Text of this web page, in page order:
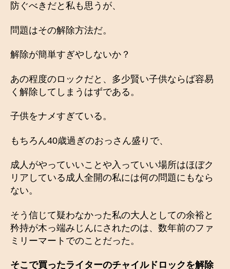
防ぐべきだと私も思うが、
問題はその解除方法だ。
解除が簡単すぎやしないか？
あの程度のロックだと、多少賢い子供ならば容易
く解除してしまうはずである。
子供をナメすぎている。
もちろん40歳過ぎのおっさん盛りで、
成人がやっていいことや入っていい場所はほぼク
リアしている成人全開の私には何の問題にもなら
ない。
そう信じて疑わなかった私の大人としての余裕と
矜持が木っ端みじんにされたのは、数年前のファ
ミリーマートでのことだった。
そこで買ったライターのチャイルドロックを解除